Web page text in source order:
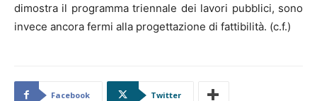
dimostra il programma triennale dei lavori pubblici, sono
invece ancora fermi alla progettazione di fattibilità. (c.f.)
Facebook Twitter